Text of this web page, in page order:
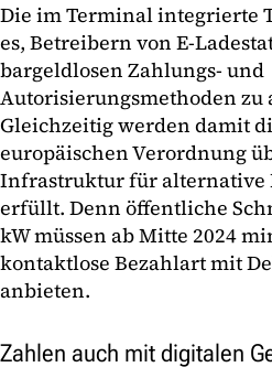
Die im Terminal integrierte
es, Betreibern von E-
bargeldlosen Zahlungs- und
Autorisierungsmethoden zu
Gleichzeitig werden damit
europäischen Verordnung
Infrastruktur für alternative
erfüllt. Denn öffentliche
kW müssen ab Mitte 2024
kontaktlose Bezahlart mit
anbieten.
Zahlen auch mit digitalen